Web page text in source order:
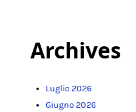
Archives
Luglio 2026
Giugno 2026